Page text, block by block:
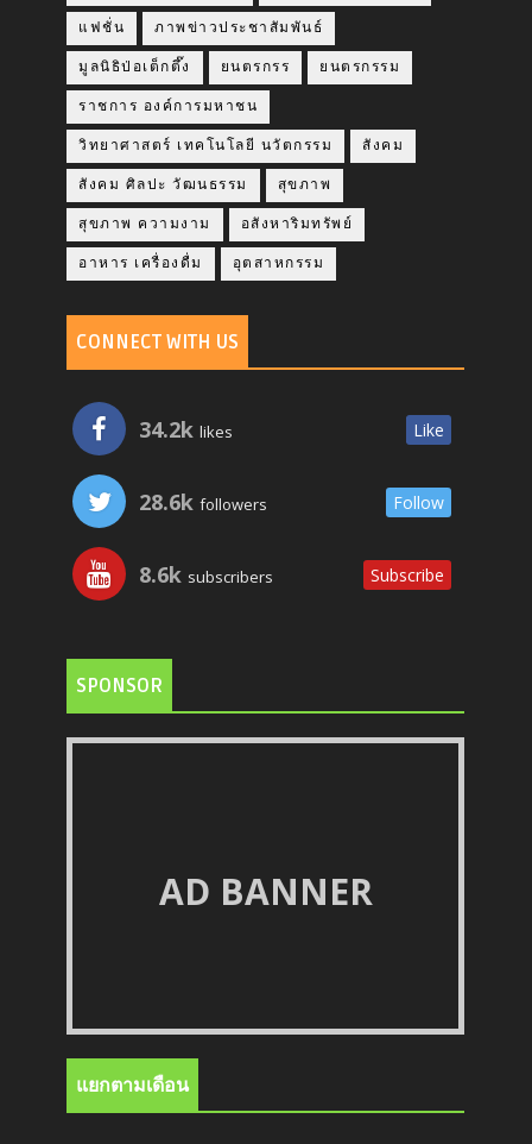
แฟชั่น ภาพข่าวประชาสัมพันธ์
มูลนิธิป่อเต็กตึ๊ง ยนตรกรร ยนตรกรรม
ราชการ องค์การมหาชน
วิทยาศาสตร์ เทคโนโลยี นวัตกรรม สังคม
สังคม ศิลปะ วัฒนธรรม สุขภาพ
สุขภาพ ความงาม อสังหาริมทรัพย์
อาหาร เครื่องดื่ม อุตสาหกรรม
CONNECT WITH US
34.2k likes Like
28.6k followers Follow
8.6k subscribers Subscribe
SPONSOR
AD BANNER
แยกตามเดือน